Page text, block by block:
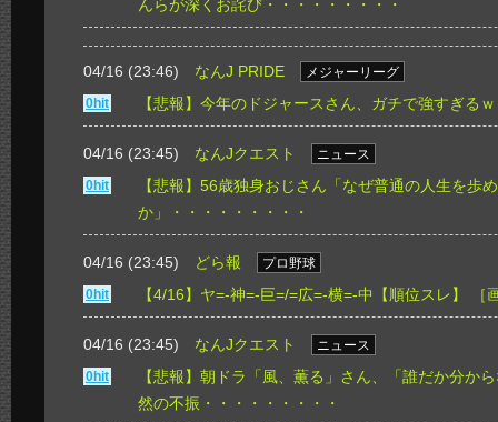
んらが深くお詫び・・・・・・・・・
04/16 (23:46) なんJ PRIDE
メジャーリーグ
0hit
【悲報】今年のドジャースさん、ガチで強すぎる
04/16 (23:45) なんJクエスト
ニュース
0hit
【悲報】56歳独身おじさん「なぜ普通の人生を歩
か」・・・・・・・・・
04/16 (23:45) どら報
プロ野球
0hit
【4/16】ヤ=-神=-巨=/=広=-横=-中【順位スレ】 ［
04/16 (23:45) なんJクエスト
ニュース
0hit
【悲報】朝ドラ「風、薫る」さん、「誰だか分か
然の不振・・・・・・・・・